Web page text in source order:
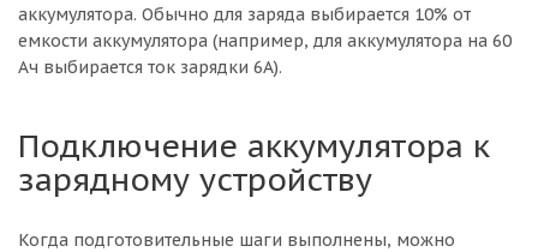
аккумулятора. Обычно для заряда выбирается 10% от
емкости аккумулятора (например, для аккумулятора на 60
Ач выбирается ток зарядки 6А).
Подключение аккумулятора к
зарядному устройству
Когда подготовительные шаги выполнены, можно